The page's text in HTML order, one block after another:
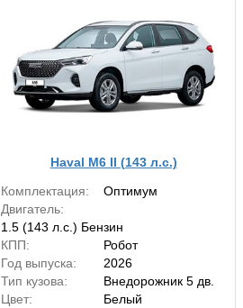
Haval M6 II (143 л.с.)
Комплектация:
Оптимум
Двигатель:
1.5 (143 л.с.) Бензин
КПП:
Робот
Год выпуска:
2026
Тип кузова:
Внедорожник 5 дв.
Цвет:
Белый